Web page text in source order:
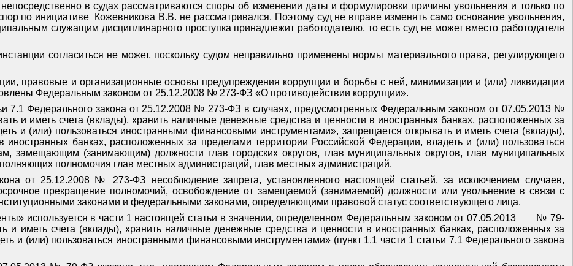
непосредственно в судах рассматриваются споры об изменении даты и формулировки причины увольнения и только по
по инициативе
Кожевникова В.В. не рассматривался. Поэтому суд не вправе изменять само основание увольнения,
служащим дисциплинарного проступка принадлежит работодателю, то есть суд не может вместо работодателя
согласиться не может, поскольку судом неправильно применены нормы материального права, регулирующего
правовые и организационные основы предупреждения коррупции и борьбы с ней, минимизации и (или) ликвидации
Федеральным законом от 25.12.2008 № 273-ФЗ «О противодействии коррупции».
7.1 Федерального закона от 25.12.2008 № 273-ФЗ в случаях, предусмотренных Федеральным законом от 07.05.2013 №
и иметь счета (вклады), хранить наличные денежные средства и ценности в иностранных банках, расположенных за
и (или) пользоваться иностранными финансовыми инструментами», запрещается открывать и иметь счета (вклады),
банках, расположенных за пределами территории Российской Федерации, владеть и (или) пользоваться
замещающим (занимающим) должности глав городских округов, глав муниципальных округов, глав муниципальных
полномочия глав местных администраций, глав местных администраций.
от 25.12.2008 № 273-ФЗ несоблюдение запрета, установленного настоящей статьей, за исключением случаев,
прекращение полномочий, освобождение от замещаемой (занимаемой) должности или увольнение в связи с
законами и федеральными законами, определяющими правовой статус соответствующего лица.
используется в части 1 настоящей статьи в значении, определенном Федеральным законом от 07.05.2013
№ 79-
и иметь счета (вклады), хранить наличные денежные средства и ценности в иностранных банках, расположенных за
и (или) пользоваться иностранными финансовыми инструментами» (пункт 1.1 части 1 статьи 7.1 Федерального закона